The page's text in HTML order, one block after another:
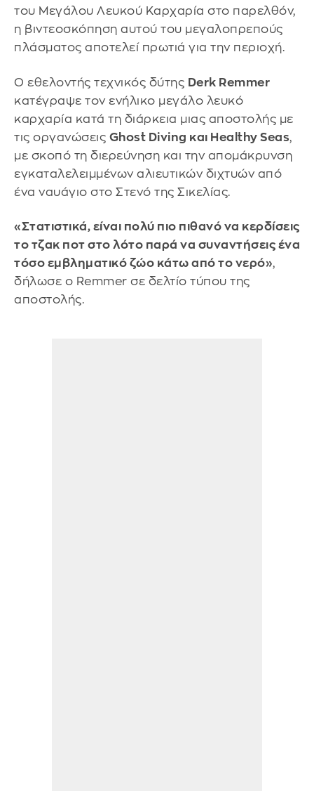
του Μεγάλου Λευκού Καρχαρία στο παρελθόν,
η βιντεοσκόπηση αυτού του μεγαλοπρεπούς
πλάσματος αποτελεί πρωτιά για την περιοχή.
Ο εθελοντής τεχνικός δύτης Derk Remmer
κατέγραψε τον ενήλικο μεγάλο λευκό
καρχαρία κατά τη διάρκεια μιας αποστολής με
τις οργανώσεις Ghost Diving και Healthy Seas,
με σκοπό τη διερεύνηση και την απομάκρυνση
εγκαταλελειμμένων αλιευτικών διχτυών από
ένα ναυάγιο στο Στενό της Σικελίας.
«Στατιστικά, είναι πολύ πιο πιθανό να κερδίσεις
το τζακ ποτ στο λότο παρά να συναντήσεις ένα
τόσο εμβληματικό ζώο κάτω από το νερό»,
δήλωσε ο Remmer σε δελτίο τύπου της
αποστολής.